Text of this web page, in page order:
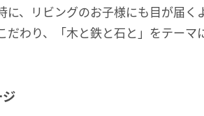
に、リビングのお子様にも目が届く
だわり、「木と鉄と石と」をテーマ